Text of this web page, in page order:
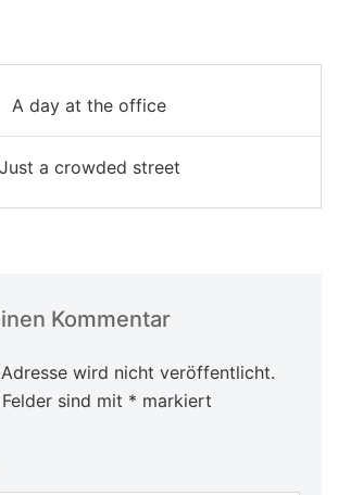
A day at the office
Just a crowded street
Kommentar
wird nicht veröffentlicht.
sind mit * markiert